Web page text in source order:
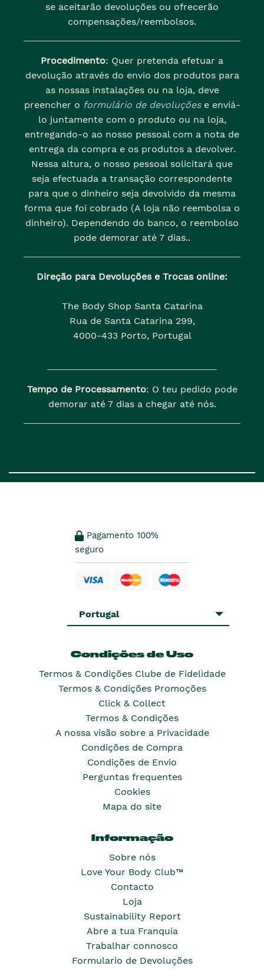
se aceitarão devoluções ou ofrecerão
compensações/reembolsos.
Procedimento: Quer pretenda efetuar a
devolução através do envio dos produtos para
as nossas instalações ou na loja, deve
preencher o formulário de devoluçõese enviá-
lo juntamente com o produto ou na loja,
entregando-o ao nosso pessoal com a nota de
entrega da compra e os produtos a devolver.
Nessa altura, o nosso pessoal solicitará que
seja efectuada a transação correspondente
para que o dinheiro seja devolvido da mesma
forma que foi cobrado (A loja não reembolsa o
dinheiro). Dependendo do banco, o reembolso
pode demorar até 7 dias..
Direção para Devoluções e Trocas online:
The Body Shop Santa Catarina
Rua de Santa Catarina 299,
4000-433 Porto, Portugal
Tempo de Processamento: O teu pedido pode
demorar até 7 dias a chegar até nós.
Pagamento 100%
seguro
Portugal
Condições de Uso
Termos & Condições Clube de Fidelidade
Termos & Condições Promoções
Click & Collect
Termos & Condições
A nossa visão sobre a Privacidade
Condições de Compra
Condições de Envio
Perguntas frequentes
Cookies
Mapa do site
Informação
Sobre nós
Love Your Body Club™
Contacto
Loja
Sustainability Report
Abre a tua Franquia
Trabalhar connosco
Formulario de Devoluções